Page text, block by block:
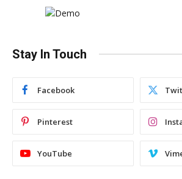
Stay In Touch
Facebook
Pinterest
YouTube